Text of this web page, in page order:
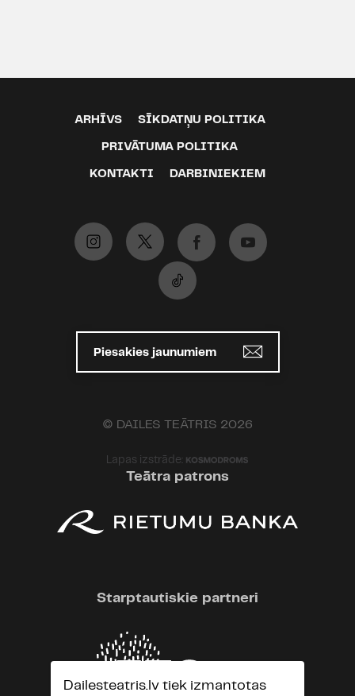
ARHĪVS SĪKDATŅU POLITIKA
PRIVĀTUMA POLITIKA
KONTAKTI DARBINIEKIEM
Piesakies jaunumiem
© DAILES TEĀTRIS 2026
Lapas izstrāde:
Teātra patrons
Starptautiskie partneri
Dailesteatris.lv tiek izmantotas